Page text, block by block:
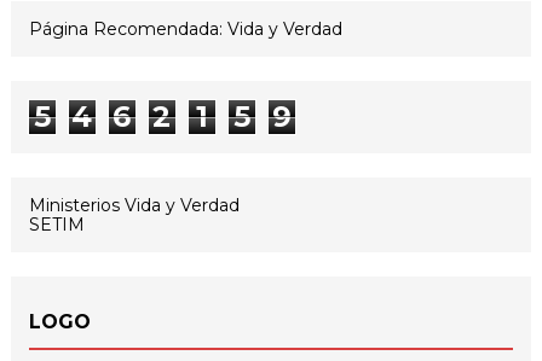
Página Recomendada: Vida y Verdad
5 4 6 2 1 5 9
Ministerios Vida y Verdad
SETIM
LOGO